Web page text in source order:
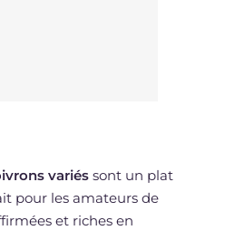
variéssont un plat
pour les amateurs de
et riches en